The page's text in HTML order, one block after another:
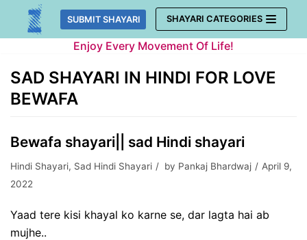
Skip
SUBMIT SHAYARI SHAYARI CATEGORIES
Enjoy Every Movement Of Life!
SAD SHAYARI IN HINDI FOR LOVE
BEWAFA
Bewafa shayari|| sad Hindi shayari
Hindi Shayari, Sad Hindi Shayari by Pankaj Bhardwaj
April 9,
2022
Yaad tere kisi khayal ko karne se, dar lagta hai ab
mujhe..